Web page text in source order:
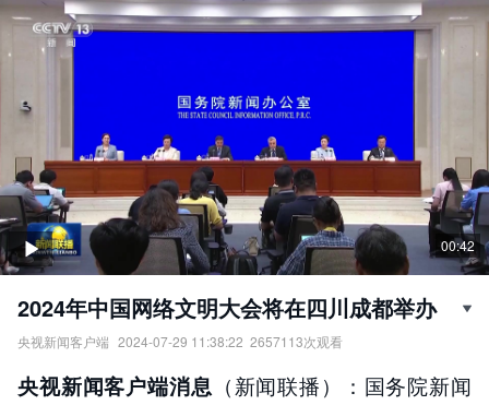
00:42
2024年中国网络文明大会将在四川成都举办
央视新闻客户端 2024-07-29 11:38:22 2657113次观看
责任编辑：央视新闻客户端
央视新闻客户端消息 （新闻联播）：国务院新闻